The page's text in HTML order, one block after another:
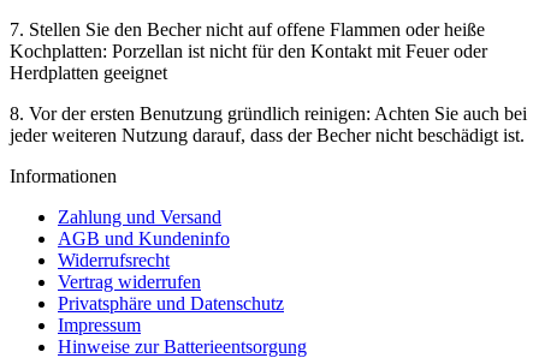
7. Stellen Sie den Becher nicht auf offene Flammen oder heiße
Kochplatten: Porzellan ist nicht für den Kontakt mit Feuer oder
Herdplatten geeignet
8. Vor der ersten Benutzung gründlich reinigen: Achten Sie auch bei
jeder weiteren Nutzung darauf, dass der Becher nicht beschädigt ist.
Informationen
Zahlung und Versand
AGB und Kundeninfo
Widerrufsrecht
Vertrag widerrufen
Privatsphäre und Datenschutz
Impressum
Hinweise zur Batterieentsorgung